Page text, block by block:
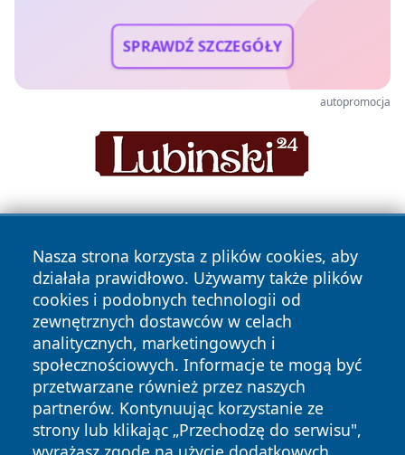
SPRAWDŹ SZCZEGÓŁY
autopromocja
Nasza strona korzysta z plików cookies, aby
działała prawidłowo. Używamy także plików
cookies i podobnych technologii od
zewnętrznych dostawców w celach
analitycznych, marketingowych i
społecznościowych. Informacje te mogą być
przetwarzane również przez naszych
partnerów. Kontynuując korzystanie ze
strony lub klikając „Przechodzę do serwisu",
Copyright © 2026 nowosadecki24.pl Wszystkie prawa
zastrzeżone.
News Autorzy
Polityka
Prywatności
Polityka
Cookies